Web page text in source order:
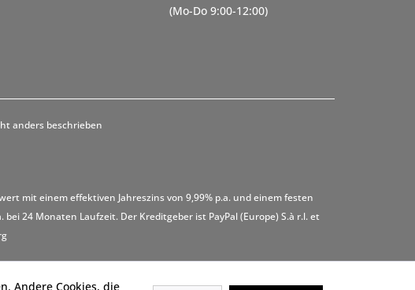
(Mo-Do 9:00-12:00)
anders beschrieben
mit einem effektiven Jahreszins von 9,99% p.a. und einem festen
24 Monaten Laufzeit. Der Kreditgeber ist PayPal (Europe) S.à r.l. et
Andere Cookies, die